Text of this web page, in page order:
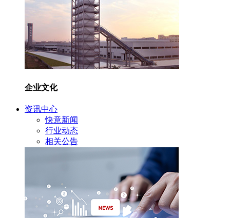
企业文化
资讯中心
快意新闻
行业动态
相关公告